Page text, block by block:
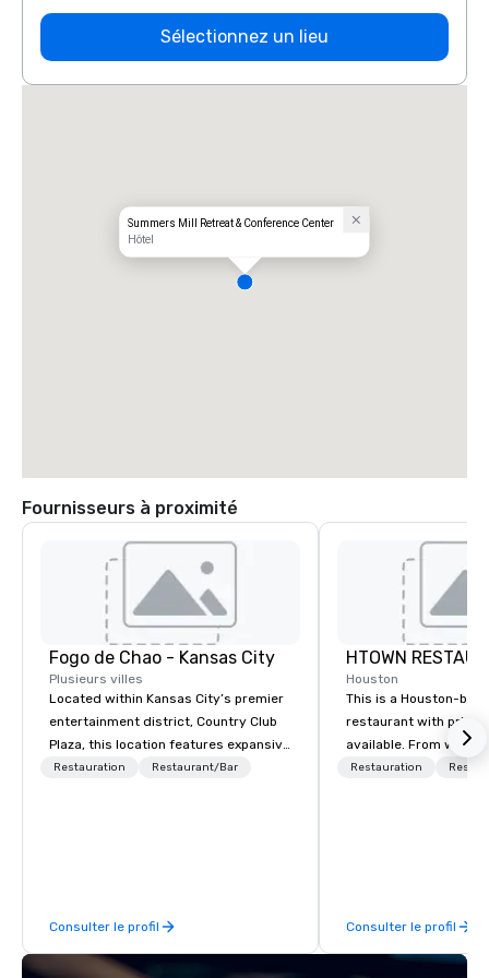
Sélectionnez un lieu
Summers Mill Retreat & Conference Center
Hôtel
Fournisseurs à proximité
Fogo de Chao - Kansas City
Plusieurs villes
Located within Kansas City’s premier
entertainment district, Country Club
Plaza, this location features expansive
dining rooms, private rooms ideal for
lunch, dinner, weekend brunch, group
dining, plus full-service catering and
contactless takeout and delivery
Restauration Restaurant/Bar
Consulter le profil
HTOWN
Houston
This is a Houston-
restaurant with
available. From
corporate events, we
on your next event.
different locations: -
Restauration
Consulter le profil